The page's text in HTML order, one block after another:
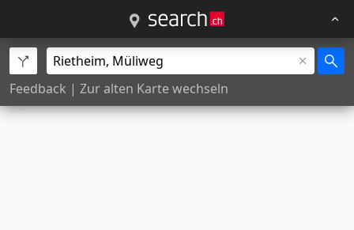
Feedback | Zur alten Karte wechseln